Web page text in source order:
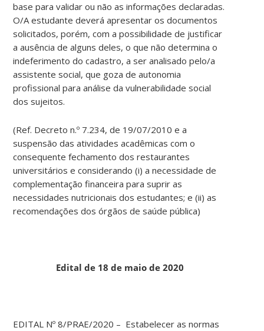
base para validar ou não as informações declaradas.
O/A estudante deverá apresentar os documentos
solicitados, porém, com a possibilidade de justificar
a ausência de alguns deles, o que não determina o
indeferimento do cadastro, a ser analisado pelo/a
assistente social, que goza de autonomia
profissional para análise da vulnerabilidade social
dos sujeitos.
(Ref. Decreto n.º 7.234, de 19/07/2010 e a
suspensão das atividades acadêmicas com o
consequente fechamento dos restaurantes
universitários e considerando (i) a necessidade de
complementação financeira para suprir as
necessidades nutricionais dos estudantes; e (ii) as
recomendações dos órgãos de saúde pública)
Edital de 18 de maio de 2020
EDITAL Nº 8/PRAE/2020 – Estabelecer as normas